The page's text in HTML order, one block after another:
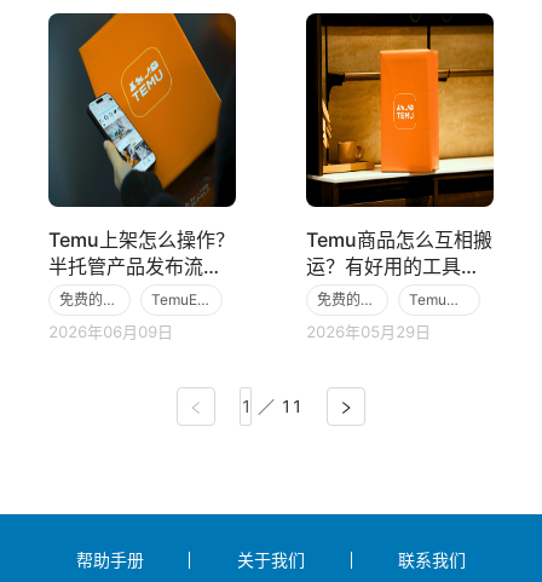
Temu上架怎么操作？
半托管产品发布流
程、失败原因及提效
技巧
免费的跨境电商ERP TemuERP
Temu跨境电商平台
2026年06月09日
Temu商品怎么互相搬
运？有好用的工具推
荐吗? 免费的跨境电商ERP Temu跨境电商平台
TemuERP
2026年05月29日
／ 11
帮助手册 关于我们 联系我们